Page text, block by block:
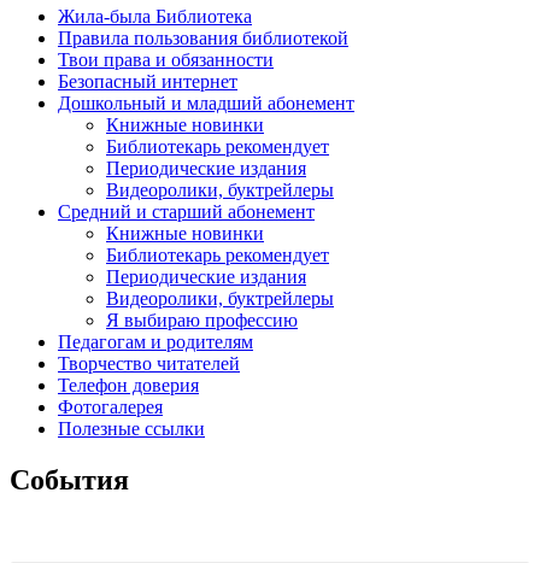
Жила-была Библиотека
Правила пользования библиотекой
Твои права и обязанности
Безопасный интернет
Дошкольный и младший абонемент
Книжные новинки
Библиотекарь рекомендует
Периодические издания
Видеоролики, буктрейлеры
Средний и старший абонемент
Книжные новинки
Библиотекарь рекомендует
Периодические издания
Видеоролики, буктрейлеры
Я выбираю профессию
Педагогам и родителям
Творчество читателей
Телефон доверия
Фотогалерея
Полезные ссылки
События